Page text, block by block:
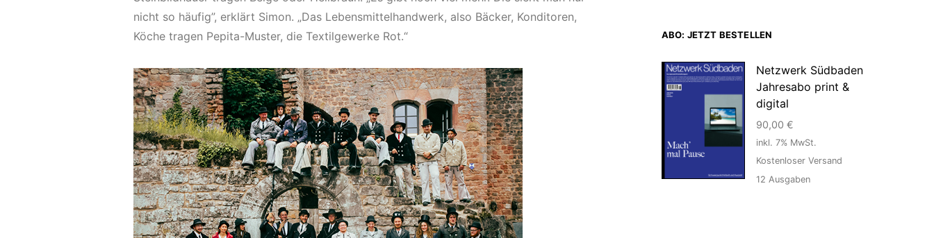
nicht so häufig”, erklärt Simon. „Das Lebensmittelhandwerk, also Bäcker, Konditoren,
Köche tragen Pepita-Muster, die Textilgewerke Rot.“
ABO: JETZT BESTELLEN
Netzwerk Südbaden
Jahresabo print &
digital
90,00 €
inkl. 7% MwSt.
Kostenloser Versand
12 Ausgaben